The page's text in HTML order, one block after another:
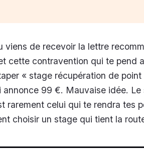
viens de recevoir la lettre
cette contravention qui te pend
« stage récupération de
annonce 99 €. Mauvaise idée.
rarement celui qui te rendra tes
choisir un stage qui tient la